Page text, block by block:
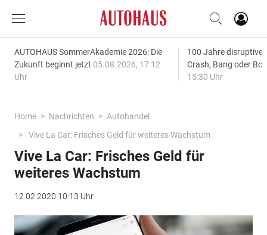
AUTOHAUS SommerAkademie 2026: Die
Zukunft beginnt jetzt 05.08.2026, 17:12
Uhr
100 Jahre disruptive
Crash, Bang oder
15:30 Uhr
Home Nachrichten
Autohandel
Vive La Car: Frisches Geld für weiteres Wachstum
Vive La Car: Frisches Geld für
weiteres Wachstum
12.02.2020 10:13 Uhr